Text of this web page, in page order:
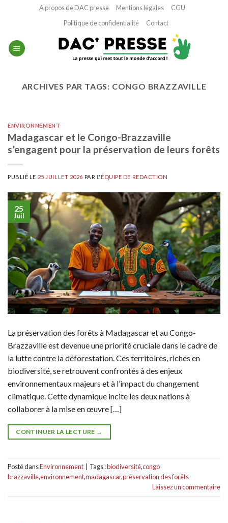
A propos de DAC presse Mentions légales
CGU
Politique de confidentialité
Contact
ARCHIVES PAR TAGS: CONGO BRAZZAVILLE
ENVIRONNEMENT
Madagascar et le Congo-Brazzaville
s’engagent pour la préservation de leurs forêts
PUBLIÉ LE 25 JUILLET 2026 PAR L'ÉQUIPE DE REDACTION
25
Juil
La préservation des forêts à Madagascar et au Congo-
Brazzaville est devenue une priorité cruciale dans le cadre de
la lutte contre la déforestation. Ces territoires, riches en
biodiversité, se retrouvent confrontés à des enjeux
environnementaux majeurs et à l’impact du changement
climatique. Cette dynamique incite les deux nations à
collaborer à la mise en œuvre […]
CONTINUER LA LECTURE →
Posté dansEnvironnement Tags :biodiversité,congo
brazzaville,environnement,madagascar,préservation des forêts
Laissez un commentaire